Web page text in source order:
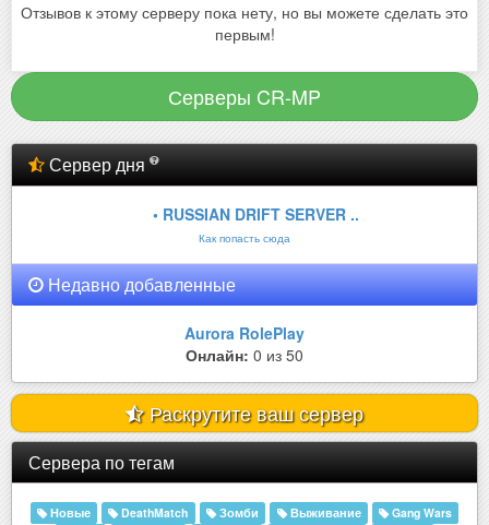
Отзывов к этому серверу пока нету, но вы можете сделать это
первым!
Серверы CR-MP
Сервер дня
• RUSSIAN DRIFT SERVER ..
Как попасть сюда
Недавно добавленные
Aurora RolePlay
Онлайн: 0 из 50
Раскрутите ваш сервер
Сервера по тегам
Новые DeathMatch Зомби Выживание
Gang Wars